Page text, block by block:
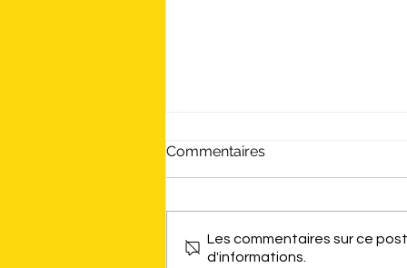
Commentaires
Les commentaires sur ce
d'informations.